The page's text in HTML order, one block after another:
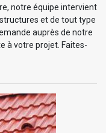
notre équipe intervient
et de tout type
auprès de notre
à votre projet. Faites-